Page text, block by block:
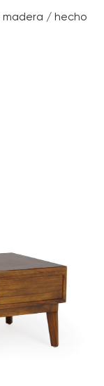
madera / hecho